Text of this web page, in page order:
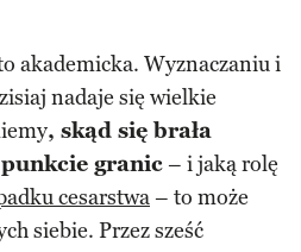
akademicka. Wyznaczaniu i
nadaje się wielkie
, skąd się brała
granic– i jaką rolę
cesarstwa– to może
siebie. Przez sześć